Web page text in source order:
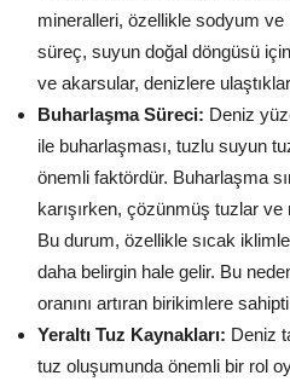
mineralleri, özellikle sodyum ve
süreç, suyun doğal döngüsü
ve akarsular, denizlere
Buharlaşma Süreci: Deniz
ile buharlaşması, tuzlu suyun
önemli faktördür. Buharlaşma
karışırken, çözünmüş tuzlar
Bu durum, özellikle sıcak
daha belirgin hale gelir. Bu
oranını artıran birikimlere
Yeraltı Tuz Kaynakları: Deniz
tuz oluşumunda önemli bir rol